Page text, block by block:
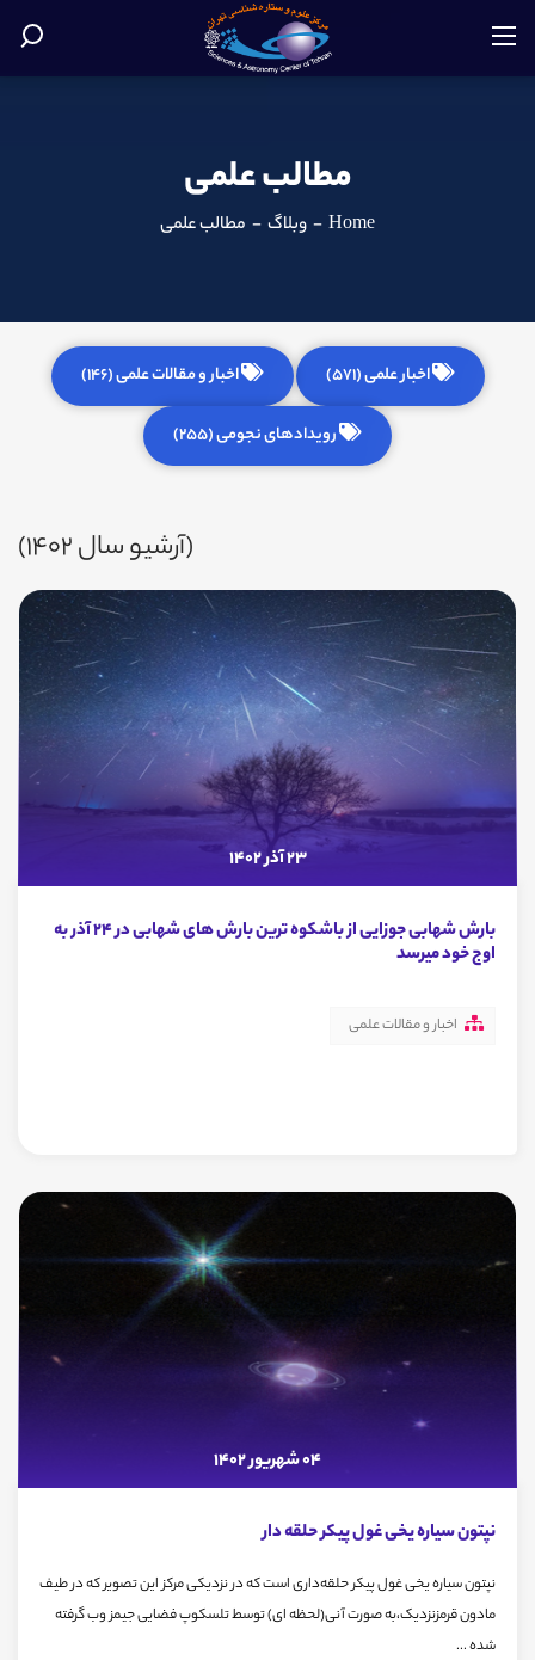
مطالب علمی
Home
- وبلاگ - مطالب علمی
اخبار علمی (571) اخبار و مقالات علمی (146)
رویدادهای نجومی (255)
(آرشیو سال 1402)
23 آذر 1402
بارش شهابی جوزایی از باشکوه ترین بارش های شهابی در ۲۴ آذر به
اوج خود میرسد
اخبار و مقالات علمی
04 شهریور 1402
نپتون سیاره یخی غول پیکر حلقه دار
نپتون سیاره یخی غول پیکر حلقه‌داری است که در نزدیکی مرکز این تصویر که در طیف
مادون قرمزنزدیک،به صورت آنی(لحظه ای) توسط تلسکوپ فضایی جیمز وب گرفته
شده ...